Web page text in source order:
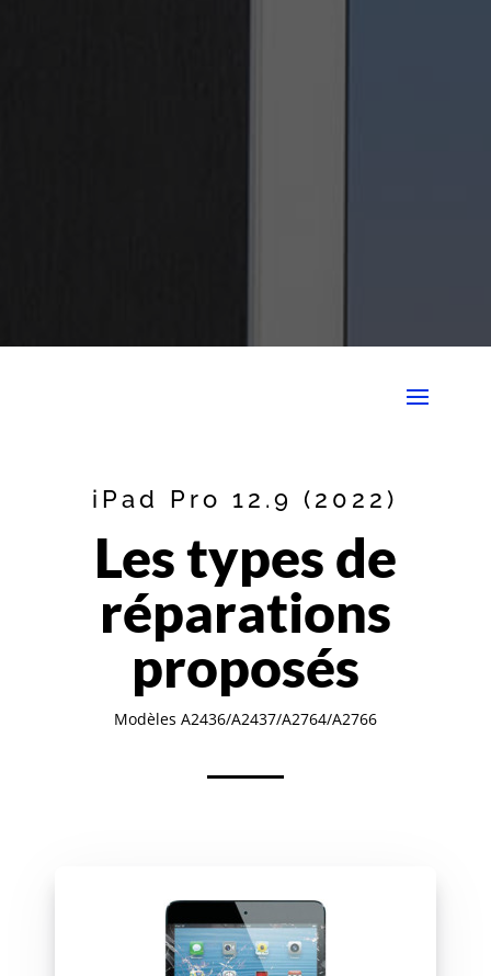
iPad Pro 12.9 (2022)
Les types de
réparations
proposés
Modèles A2436/A2437/A2764/A2766